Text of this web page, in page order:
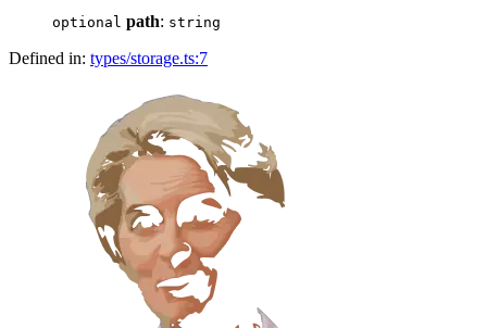
optional path: string
Defined in: types/storage.ts:7